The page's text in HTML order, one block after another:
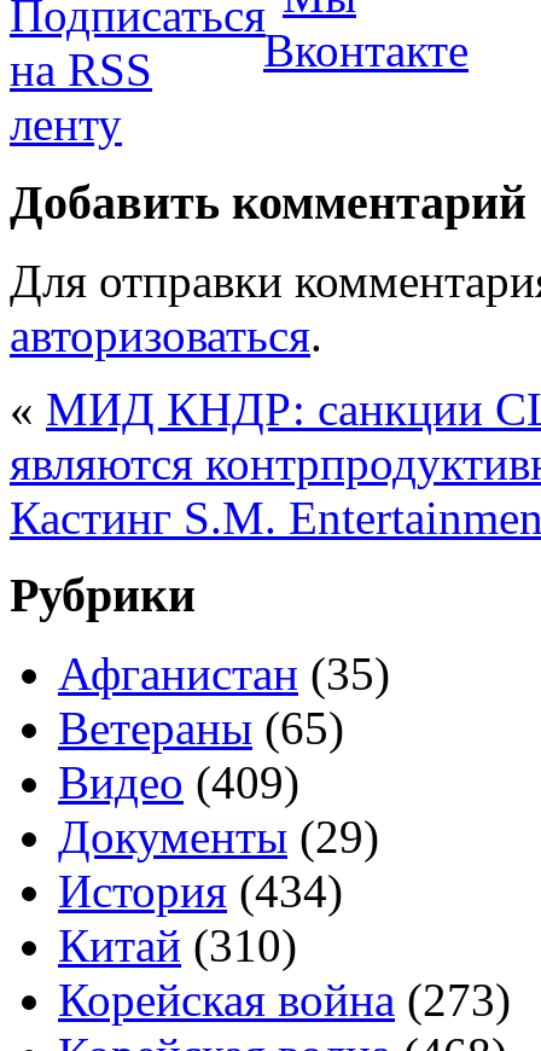
Добавить комментарий
Для отправки
авторизоваться.
« МИД КНДР: санкции
являются
Кастинг S.M.
Рубрики
Афганистан (35)
Ветераны (65)
Видео (409)
Документы (29)
История (434)
Китай (310)
Корейская война (273)